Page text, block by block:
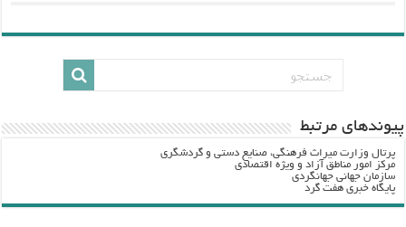
پيوندهاي مرتبط
پرتال وزارت ميراث فرهنگي، صنایع دستی و گردشگري
مرکز امور مناطق آزاد و ویژه اقتصادی
سازمان جهانی جهانگردی
پایگاه خبری هفت گرد